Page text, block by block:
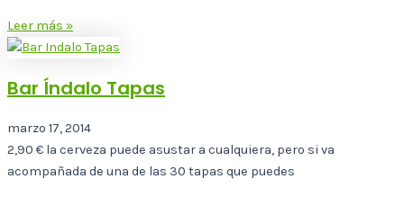
Leer más »
Bar Índalo Tapas
marzo 17, 2014
2,90 € la cerveza puede asustar a cualquiera, pero si va
acompañada de una de las 30 tapas que puedes